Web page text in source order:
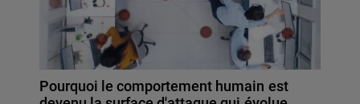
Pourquoi le comportement humain est